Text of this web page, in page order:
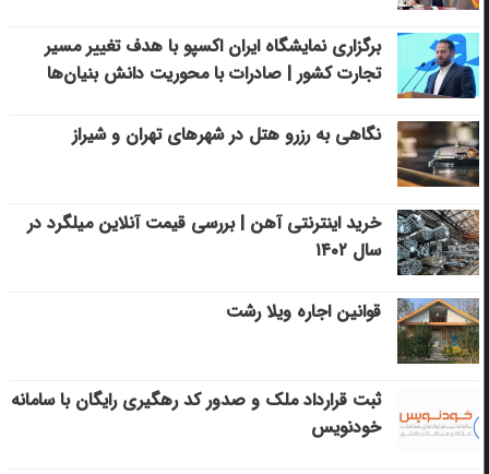
برگزاری نمایشگاه ایران اکسپو با هدف تغییر مسیر
تجارت کشور | صادرات با محوریت دانش بنیان‌ها
نگاهی به رزرو هتل در شهرهای تهران و شیراز
خرید اینترنتی آهن | بررسی قیمت آنلاین میلگرد در
سال ۱۴۰۲
قوانین اجاره ویلا رشت
ثبت قرارداد ملک و صدور کد رهگیری رایگان با سامانه
خودنویس